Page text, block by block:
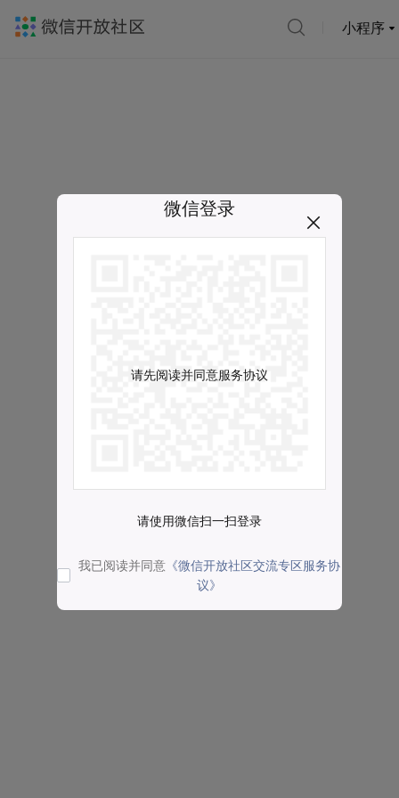
小程序
微信登录
请先阅读并同意服务协议
请使用微信扫一扫登录
我已阅读并同意 《微信开放社区交流专区服务协
议》